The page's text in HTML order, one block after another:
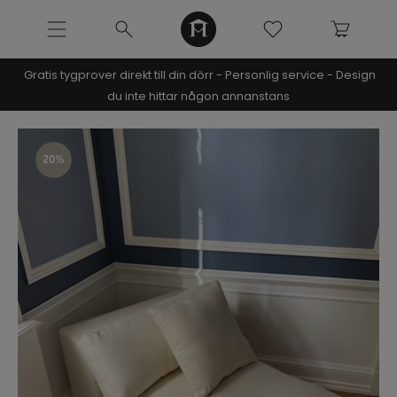
NOOMI x KRISTIN
SOFFOR
Pre-made soffor
Alla soffor
Bästsäljande modeller
Modulsoffor
Divansoffor
Gratis tygprover direkt till din dörr - Personlig service - Design
du inte hittar någon annanstans